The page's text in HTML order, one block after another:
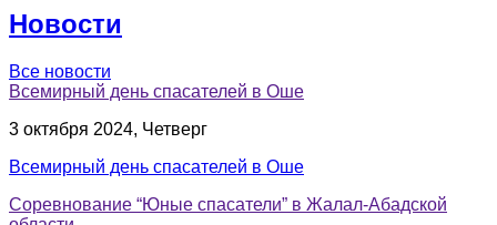
Новости
Все новости
Всемирный день спасателей в Оше
3 октября 2024, Четверг
Всемирный день спасателей в Оше
Соревнование “Юные спасатели” в Жалал-Абадской